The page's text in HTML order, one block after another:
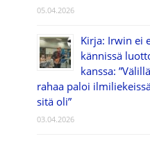
05.04.2026
Kirja: Irwin ei
kännissä
kanssa:
rahaa paloi
sitä oli”
03.04.2026